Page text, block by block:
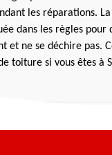
les réparations.
dans les règles pour
et ne se déchire pas.
toiture si vous êtes à